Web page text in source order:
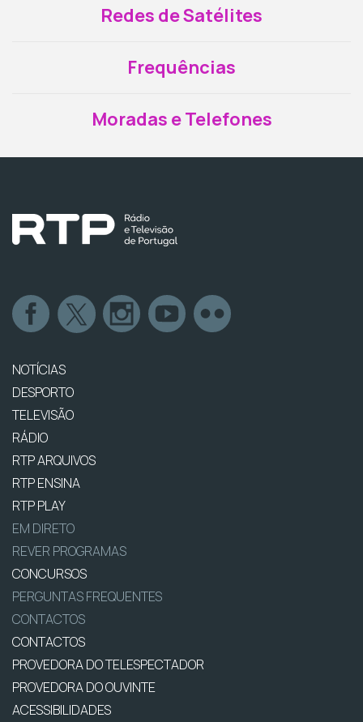
Redes de Satélites
Frequências
Moradas e Telefones
NOTÍCIAS
DESPORTO
TELEVISÃO
RÁDIO
RTP ARQUIVOS
RTP ENSINA
RTP PLAY
EM DIRETO
REVER PROGRAMAS
CONCURSOS
PERGUNTAS FREQUENTES
CONTACTOS
CONTACTOS
PROVEDORA DO TELESPECTADOR
PROVEDORA DO OUVINTE
ACESSIBILIDADES